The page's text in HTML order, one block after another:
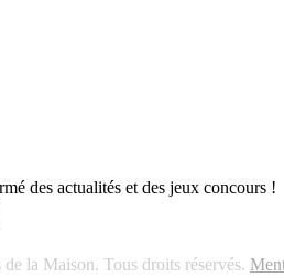
des actualités et des jeux concours !
la Maison. Tous droits réservés.